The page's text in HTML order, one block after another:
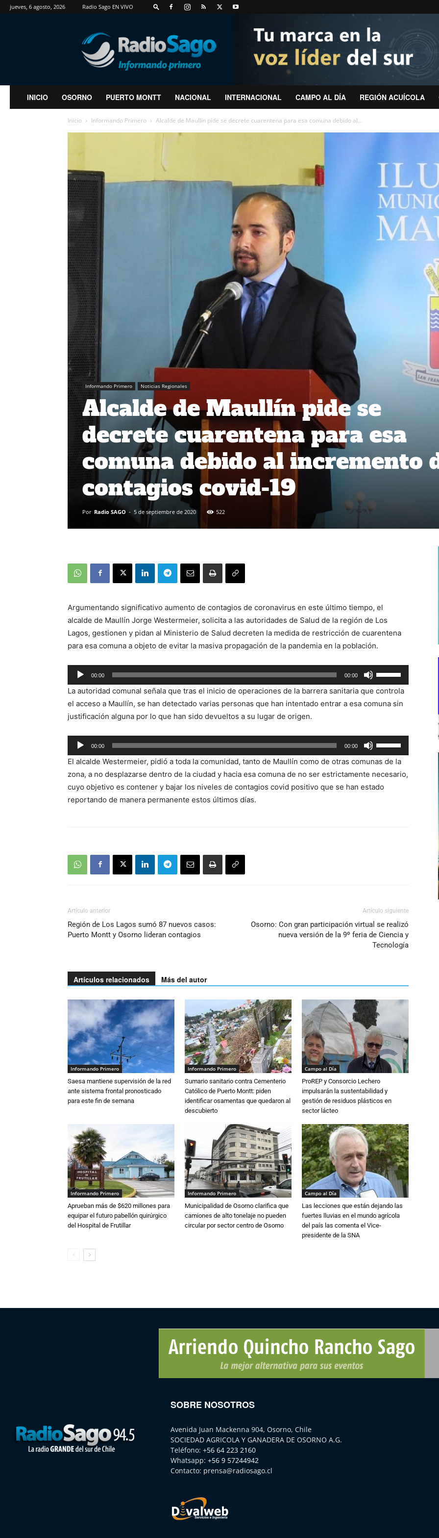
jueves, 6 agosto, 2026 Radio Sago EN VIVO
RadioSago
INICIO OSORNO PUERTO MONTT NACIONAL INTERNACIONAL CAMPO AL DÍA REGIÓN ACUÍCOLA
Inicio Informando Primero Alcalde de Maullín pide se decrete cuarentena para esa comuna debido al...
Informando Primero Noticias Regionales
Alcalde de Maullín pide se
decrete cuarentena para esa
comuna debido al incremento
contagios covid-19
Por Radio SAGO - 5 de septiembre de 2020 522
Argumentando significativo aumento de contagios de coronavirus en este último tiempo, el
alcalde de Maullín Jorge Westermeier, solicita a las autoridades de Salud de la región de Los
Lagos, gestionen y pidan al Ministerio de Salud decreten la medida de restricción de cuarentena
para esa comuna a objeto de evitar la masiva propagación de la pandemia en la población.
Reproductor
de
audio
00:00 00:00
las
teclas
de
arriba/abajo
para
aumentar
o
disminuir
La autoridad comunal señala que tras el inicio de operaciones de la barrera sanitaria que controla
el acceso a Maullín, se han detectado varias personas que han intentado entrar a esa comuna sin
justificación alguna por lo que han sido devueltos a su lugar de origen.
Reproductor
de
audio
00:00 00:00
las
teclas
de
flecha
El alcalde Westermeier, pidió a toda la comunidad, tanto de Maullín como de otras comunas de la
zona, a no desplazarse dentro de la ciudad y hacia esa comuna de no ser estrictamente necesario,
cuyo objetivo es contener y bajar los niveles de contagios covid positivo que se han estado
reportando de manera permanente estos últimos días.
Artículo anterior
Región de Los Lagos sumó 87 nuevos casos:
Puerto Montt y Osorno lideran contagios
Artículo siguiente
Osorno: Con gran participación virtual se realizó
nueva versión de la 9º feria de Ciencia y
Tecnología
Artículos relacionados Más del autor
Informando Primero
Saesa mantiene supervisión de la red
ante sistema frontal pronosticado
para este fin de semana
Informando Primero
Sumario sanitario contra Cementerio
Católico de Puerto Montt: piden
identificar osamentas que quedaron al
descubierto
Campo al Día
ProREP y Consorcio Lechero
impulsarán la sustentabilidad y
gestión de residuos plásticos en
sector lácteo
Informando Primero
Aprueban más de $620 millones para
equipar el futuro pabellón quirúrgico
del Hospital de Frutillar
Informando Primero
Municipalidad de Osorno clarifica que
camiones de alto tonelaje no pueden
circular por sector centro de Osorno
Campo al Día
Las lecciones que están dejando las
fuertes lluvias en el mundo agrícola
del país las comenta el Vice-
presidente de la SNA
SOBRE NOSOTROS
Avenida Juan Mackenna 904, Osorno, Chile
SOCIEDAD AGRICOLA Y GANADERA DE OSORNO A.G.
Teléfono: +56 64 223 2160
Whatsapp: +56 9 57244942
Contacto: prensa@radiosago.cl